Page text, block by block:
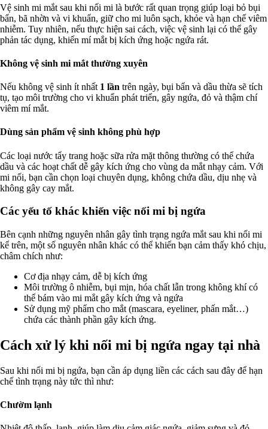
Vệ sinh mi mắt sau khi nối mi là bước rất quan trọng giúp loại bỏ bụi
bẩn, bã nhờn và vi khuẩn, giữ cho mi luôn sạch, khỏe và hạn chế viêm
nhiễm. Tuy nhiên, nếu thực hiện sai cách, việc vệ sinh lại có thể gây
phản tác dụng, khiến mí mắt bị kích ứng hoặc ngứa rát.
Không vệ sinh mi mắt thường xuyên
Nếu không vệ sinh ít nhất 1 lần trên ngày, bụi bẩn và dầu thừa sẽ tích
tụ, tạo môi trường cho vi khuẩn phát triển, gây ngứa, đỏ và thậm chí
viêm mí mắt.
Dùng sản phẩm vệ sinh không phù hợp
Các loại nước tẩy trang hoặc sữa rửa mặt thông thường có thể chứa
dầu và các hoạt chất dễ gây kích ứng cho vùng da mắt nhạy cảm. Với
mi nối, bạn cần chọn loại chuyên dụng, không chứa dầu, dịu nhẹ và
không gây cay mắt.
Các yếu tố khác khiến việc nối mi bị ngứa
Bên cạnh những nguyên nhân gây tình trạng ngứa mắt sau khi nối mi
kể trên, một số nguyên nhân khác có thể khiến bạn cảm thấy khó chịu,
châm chích như:
Cơ địa nhạy cảm, dễ bị kích ứng
Môi trường ô nhiễm, bụi mịn, hóa chất lẫn trong không khí có
thể bám vào mi mắt gây kích ứng và ngứa
Sử dụng mỹ phẩm cho mắt (mascara, eyeliner, phấn mắt…)
chứa các thành phần gây kích ứng.
Cách xử lý khi nối mi bị ngứa ngay tại nhà
Sau khi nối mi bị ngứa, bạn cần áp dụng liền các cách sau đây để hạn
chế tình trạng này tức thì như:
Chườm lạnh